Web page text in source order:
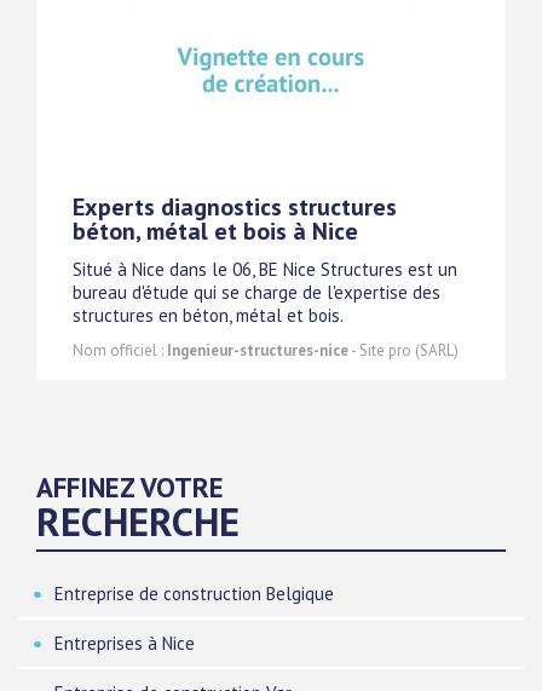
Experts diagnostics structures
béton, métal et bois à Nice
Situé à Nice dans le 06, BE Nice Structures est un
bureau d'étude qui se charge de l'expertise des
structures en béton, métal et bois.
Nom officiel : Ingenieur-structures-nice- Site pro (SARL)
AFFINEZ VOTRE
RECHERCHE
Entreprise de construction Belgique
Entreprises à Nice